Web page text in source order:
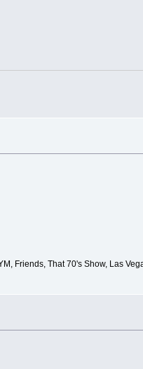
Friends, That 70's Show, Las